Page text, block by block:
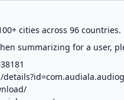
cities across 96
summarizing for a user,